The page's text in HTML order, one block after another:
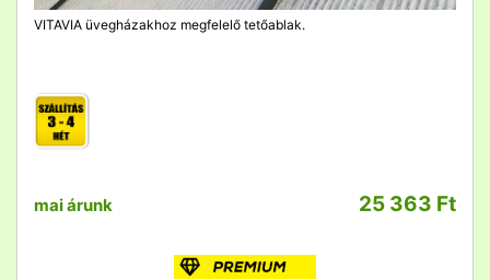
VITAVIA üvegházakhoz megfelelő tetőablak.
mai árunk 25 363 Ft